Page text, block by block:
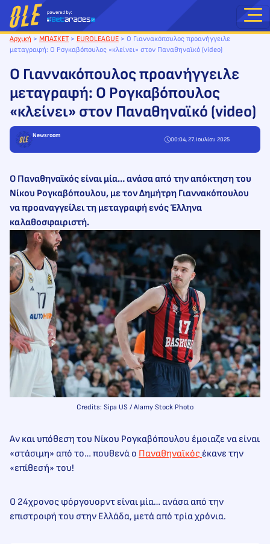
Μετάβαση
στο
περιεχόμενο
Αρχική > ΜΠΑΣΚΕΤ > EUROLEAGUE > O Γιαννακόπουλος προανήγγειλε
μεταγραφή: Ο Ρογκαβόπουλος «κλείνει» στον Παναθηναϊκό (video)
O Γιαννακόπουλος προανήγγειλε
μεταγραφή: Ο Ρογκαβόπουλος
«κλείνει» στον Παναθηναϊκό (video)
Newsroom
00:04, 27. Ιουλίου 2025
Ο Παναθηναϊκός είναι μία… ανάσα από την απόκτηση του
Νίκου Ρογκαβόπουλου, με τον Δημήτρη Γιαννακόπουλου
να προαναγγείλει τη μεταγραφή ενός Έλληνα
καλαθοσφαιριστή.
Credits: Sipa US / Alamy Stock Photo
Αν και υπόθεση του Νίκου Ρογκαβόπουλου έμοιαζε να είναι
«στάσιμη» από το… πουθενά ο Παναθηναϊκός έκανε την
«επίθεσή» του!
Ο 24χρονος φόργουορντ είναι μία… ανάσα από την
επιστροφή του στην Ελλάδα, μετά από τρία χρόνια.